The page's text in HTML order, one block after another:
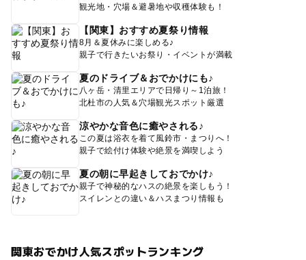
観光地・穴場＆避暑地や収穫体験も！
【関東】おすすめ夏祭り情報
8月＆夏休みに楽しめる♪
親子で行きたいお祭り・イベントが満載
夏のドライブ＆おでかけにも♪
八ヶ岳・清里エリアで日帰り～1泊旅！
北杜市の人気＆穴場観光スポット厳選
涼やかな音色に癒やされる♪
この夏は浴衣を着て風鈴市・まつりへ！
親子で絵付け体験や絶景を満喫しよう
夏の朝に早起きしておでかけ♪
親子で神秘的なハスの絶景を楽しもう！
スイレンとの違い＆ハスまつり情報も
関東おでかけ人気スポットランキング